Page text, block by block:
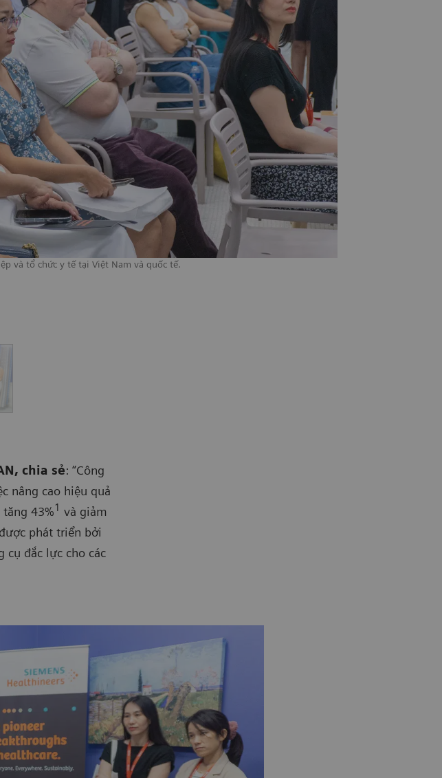
và tổ chức y tế tại Việt Nam và quốc tế.
chia sẻ: “Công
nâng cao hiệu quả
43%1 và giảm
phát triển bởi
cụ đắc lực cho các